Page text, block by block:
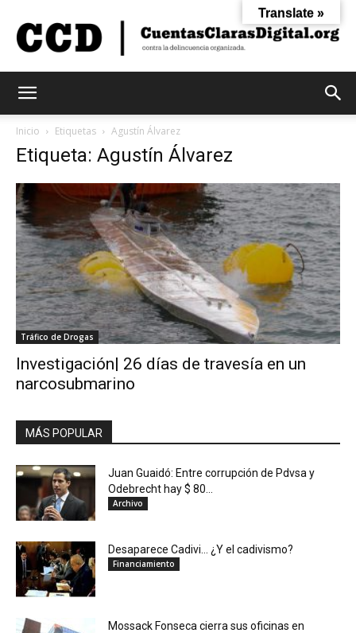
Digital
Inicio Etiquetas Agustín Álvarez
Etiqueta: Agustín Álvarez
Tráfico de Drogas
Investigación| 26 días de travesía en un
narcosubmarino
MÁS POPULAR
Juan Guaidó: Entre corrupción de Pdvsa y
Odebrecht hay $ 80...
Archivo
Desaparece Cadivi… ¿Y el cadivismo?
Financiamiento
Mossack Fonseca cierra sus oficinas en
Translate »